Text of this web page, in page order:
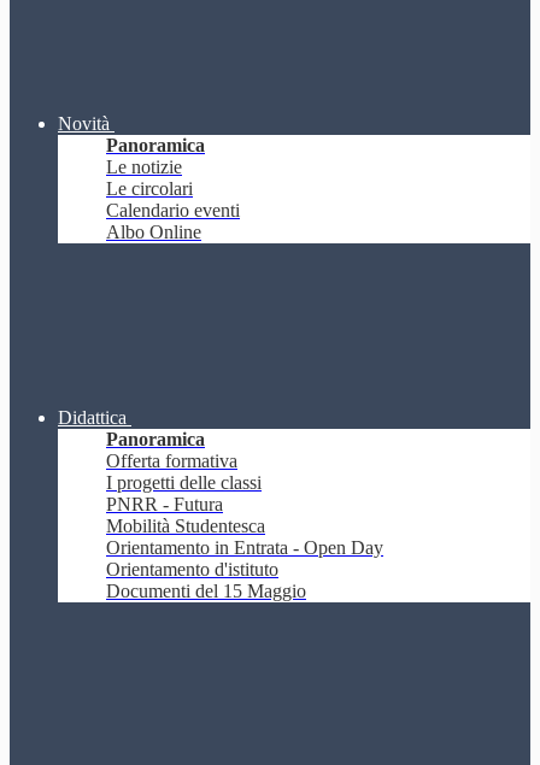
Novità
Panoramica
Le notizie
Le circolari
Calendario eventi
Albo Online
Didattica
Panoramica
Offerta formativa
I progetti delle classi
PNRR - Futura
Mobilità Studentesca
Orientamento in Entrata - Open Day
Orientamento d'istituto
Documenti del 15 Maggio